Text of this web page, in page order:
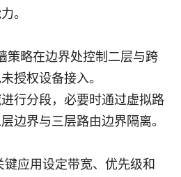
。
策略在边界处控制二层与跨
授权设备接入。
行分段，必要时通过虚拟路
边界与三层路由边界隔离。
键应用设定带宽、优先级和